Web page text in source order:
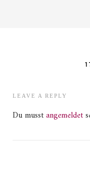
LEAVE A REPLY
Du musstangemeldet